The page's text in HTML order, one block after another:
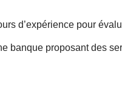
d’expérience pour
banque proposant des